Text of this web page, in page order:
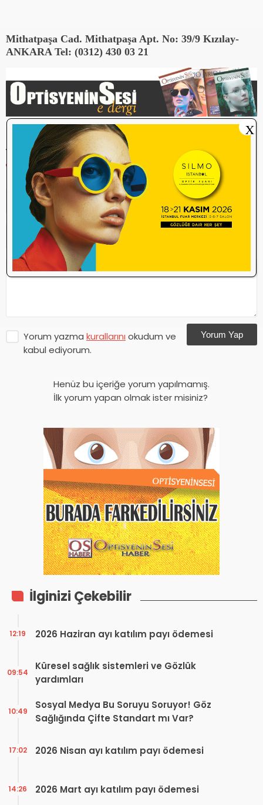
Mithatpaşa Cad. Mithatpaşa Apt. No: 39/9 Kızılay-
ANKARA Tel: (0312) 430 03 21
YORUM YAP
Yorum yazma kurallarını okudum ve
kabul ediyorum.
Yorum Yap
Henüz bu içeriğe yorum yapılmamış.
İlk yorum yapan olmak ister misiniz?
İlginizi Çekebilir
2026 Haziran ayı katılım payı ödemesi
12:19
Küresel sağlık sistemleri ve Gözlük
yardımları
09:54
Sosyal Medya Bu Soruyu Soruyor! Göz
Sağlığında Çifte Standart mı Var?
10:49
2026 Nisan ayı katılım payı ödemesi
17:02
2026 Mart ayı katılım payı ödemesi
14:26
X